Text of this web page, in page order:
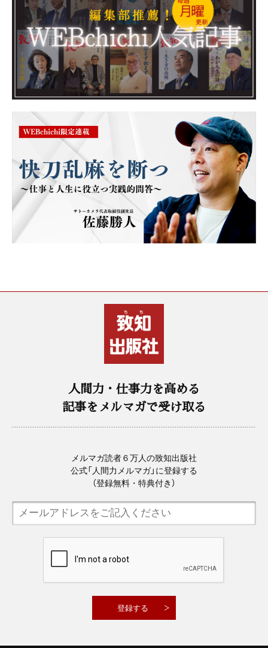
人間力・仕事力を高める
記事をメルマガで受け取る
メルマガ読者６万人の致知出版社
公式「人間力メルマガ」に登録する
（登録無料・特典付き）